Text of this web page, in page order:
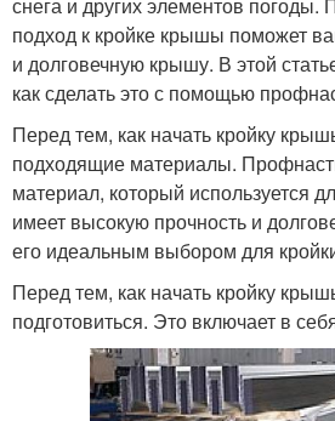
подход к кройке крышы поможет
и долговечную крышу. В этой
как сделать это с помощью
Перед тем, как начать кройку
подходящие материалы.
материал, который используется
имеет высокую прочность и
его идеальным выбором для
Перед тем, как начать кройку
подготовиться. Это включает в